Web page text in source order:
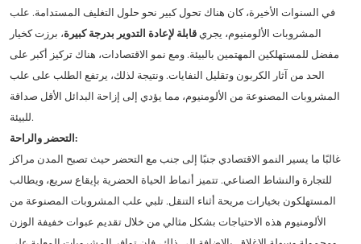
في السنوات الأخيرة، كان هناك تحول كبير نحو حلول التغليف المستدامة. علب
المشروبات الألومنيوم، يجري قابلة لإعادة التدوير بدرجة كبيرة، برزت كخيار
مفضل للمستهلكين المهتمين بالبيئة. ومع نمو الاقتصادات، هناك تركيز أكبر على
الحد من آثار الكربون وتقليل النفايات. ونتيجة لذلك، يرتفع الطلب على علب
المشروبات المصنوعة من الألومنيوم، مما يؤدي إلى إزاحة البدائل الأقل صداقة
للبيئة.
التحضر والراحة:
غالبًا ما يسير النمو الاقتصادي جنبًا إلى جنب مع التحضر حيث تصبح المدن مراكز
للتجارة والنشاط الصناعي. تتميز أنماط الحياة الحضرية بإيقاع سريع، ويطالب
المستهلكون بخيارات مريحة أثناء التنقل. تلبي علب المشروبات المصنوعة من
الألومنيوم هذه الاحتياجات بشكل مثالي من خلال تقديم عبوات خفيفة الوزن